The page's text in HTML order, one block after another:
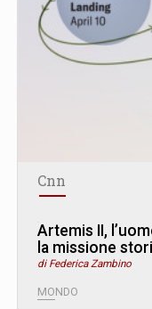
Cnn
Artemis II,
la missione
di Federica Zambino
MONDO